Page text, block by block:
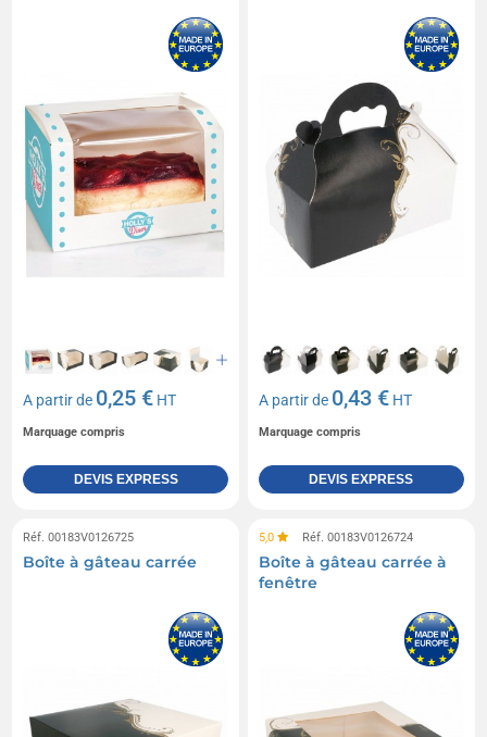
A partir de 0,25 € HT
Marquage compris
DEVIS EXPRESS
A partir de 0,43 € HT
Marquage compris
DEVIS EXPRESS
Réf. 00183V0126725
Boîte à gâteau carrée
5,0 Réf. 00183V0126724
Boîte à gâteau carrée à
fenêtre